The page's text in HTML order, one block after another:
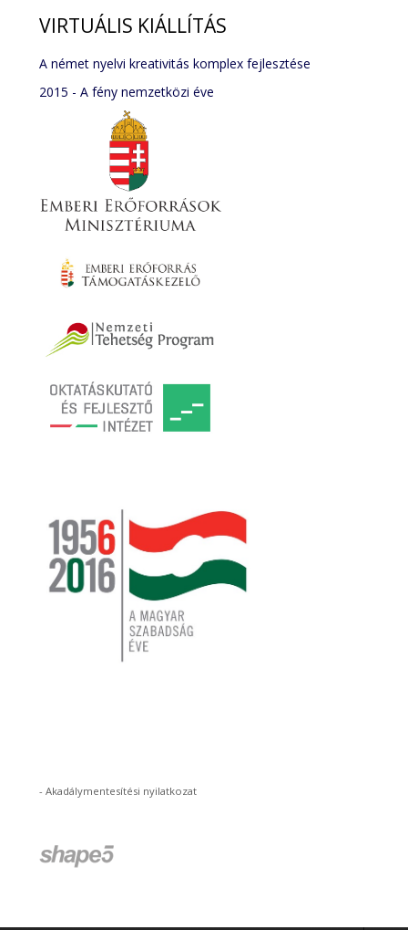
VIRTUÁLIS KIÁLLÍTÁS
A német nyelvi kreativitás komplex fejlesztése
2015 - A fény nemzetközi éve
-Akadálymentesítési nyilatkozat